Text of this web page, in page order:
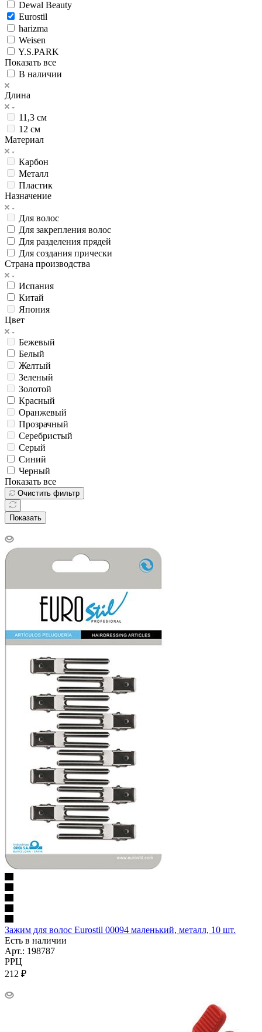
Dewal Beauty
Eurostil
harizma
Weisen
Y.S.PARK
Показать все
В наличии
Длина
11,3 см
12 см
Материал
Карбон
Металл
Пластик
Назначение
Для волос
Для закрепления волос
Для разделения прядей
Для создания прически
Страна производства
Испания
Китай
Япония
Цвет
Бежевый
Белый
Желтый
Зеленый
Золотой
Красный
Оранжевый
Прозрачный
Серебристый
Серый
Синий
Черный
Показать все
Очистить фильтр
Показать
Зажим для волос Eurostil 00094 маленький, металл, 10 шт.
Есть в наличии
Арт.: 198787
РРЦ
212 ₽